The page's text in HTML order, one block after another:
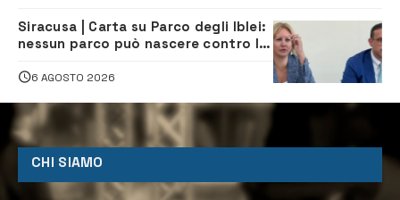
Siracusa | Carta su Parco degli Iblei:
nessun parco può nascere contro le
6 AGOSTO 2026
CHI SIAMO